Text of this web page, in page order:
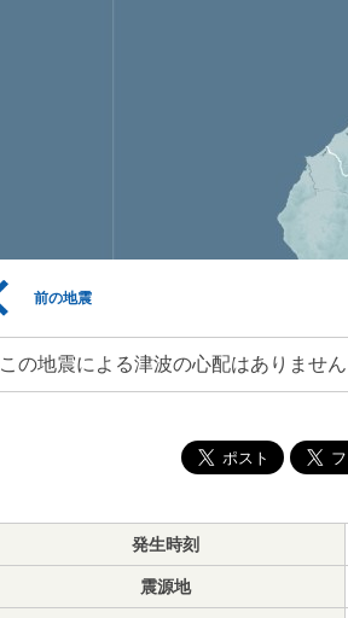
前の地震
この地震による津波の心配はありませ
発生時刻
震源地